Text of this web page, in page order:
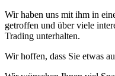
Wir haben uns mit ihm in
getroffen und über viele
Trading unterhalten.
Wir hoffen, dass Sie etwas